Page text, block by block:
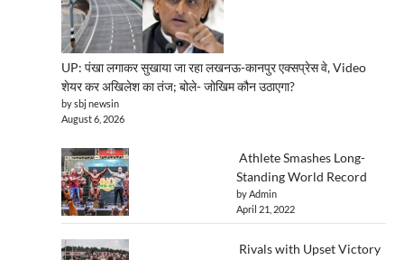
UP: पंखा लगाकर सुखाया जा रहा लखनऊ-कानपुर एक्सप्रेस वे, Video
शेयर कर अखिलेश का तंज; बोले- जोखिम कौन उठाएगा?
by sbj newsin
August 6, 2026
Athlete Smashes Long-
Standing World Record
by Admin
April 21, 2022
Rivals with Upset Victory